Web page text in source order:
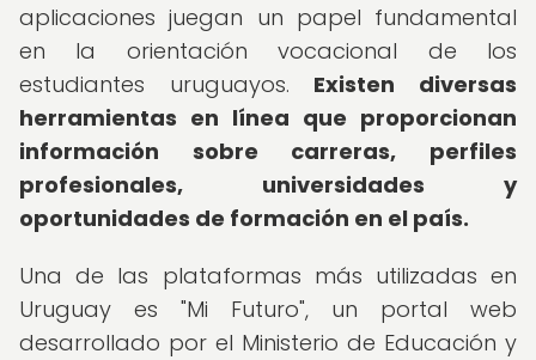
aplicaciones juegan un papel fundamental
en la orientación vocacional de los
estudiantes uruguayos. Existen diversas
herramientas en línea que proporcionan
información sobre carreras, perfiles
profesionales, universidades y
oportunidades de formación en el país.
Una de las plataformas más utilizadas en
Uruguay es "Mi Futuro", un portal web
desarrollado por el Ministerio de Educación y